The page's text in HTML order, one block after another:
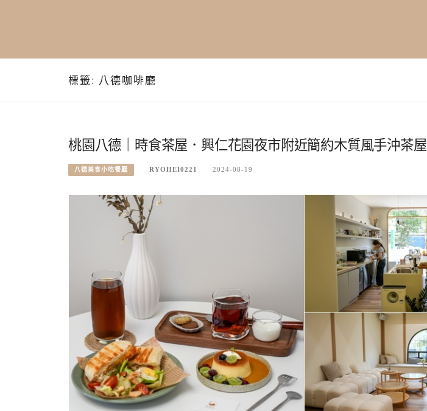
標籤: 八德咖啡廳
桃園八德｜時食茶屋．興仁花園夜市附近簡約木質風手沖茶屋
八德美食小吃餐廳 RYOHEI0221 2024-08-19